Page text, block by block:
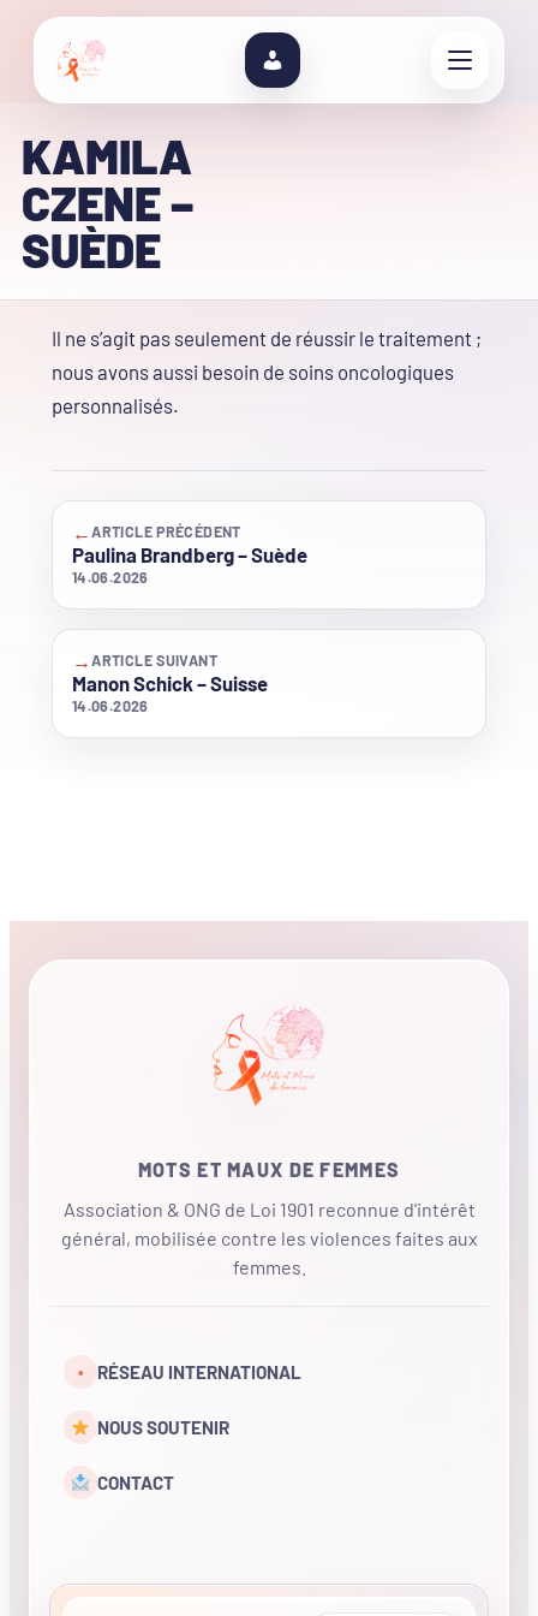
KAMILA
CZENE –
SUÈDE
Il ne s’agit pas seulement de réussir le traitement ;
nous avons aussi besoin de soins oncologiques
personnalisés.
←ARTICLE PRÉCÉDENT
Paulina Brandberg – Suède
14.06.2026
→ARTICLE SUIVANT
Manon Schick – Suisse
14.06.2026
MOTS ET MAUX DE FEMMES
Association & ONG de Loi 1901 reconnue d'intérêt
général, mobilisée contre les violences faites aux
femmes.
• RÉSEAU INTERNATIONAL
NOUS SOUTENIR
CONTACT